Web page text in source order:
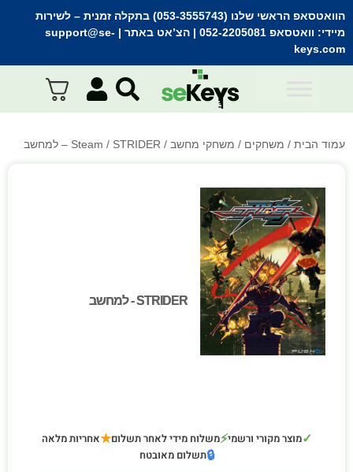
הוואטסאפ הראשי שלנו (053-3555743) בתקלה זמנית
– לשירות
מיידי: וואטסאפ 052-2205081 | הצ’אט באתר | support@se-
keys.com
עמוד הבית / משחקים / משחקי מחשב /
Steam / STRIDER – למחשב
STRIDER - למחשב
STRIDER - למחשב
✓מוצר מקורי ורשמי⚡משלוח מידי לאחר תשלום★אחריות מלאה
🔒תשלום מאובטח